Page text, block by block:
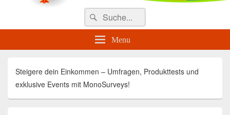
Search
for:
Suche
Menu
Steigere dein Einkommen – Umfragen, Produkttests und
exklusive Events mit MonoSurveys!